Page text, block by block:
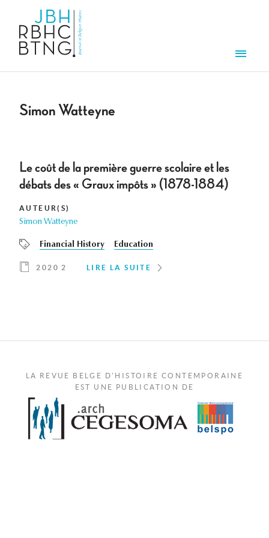
Simon Watteyne
Le coût de la première guerre scolaire et les
débats des « Graux impôts » (1878-1884)
AUTEUR(S)
Simon Watteyne
Financial History Education
2020 2 LIRE LA SUITE
LA REVUE BELGE D'HISTOIRE CONTEMPORAINE
EST UNE PUBLICATION DE